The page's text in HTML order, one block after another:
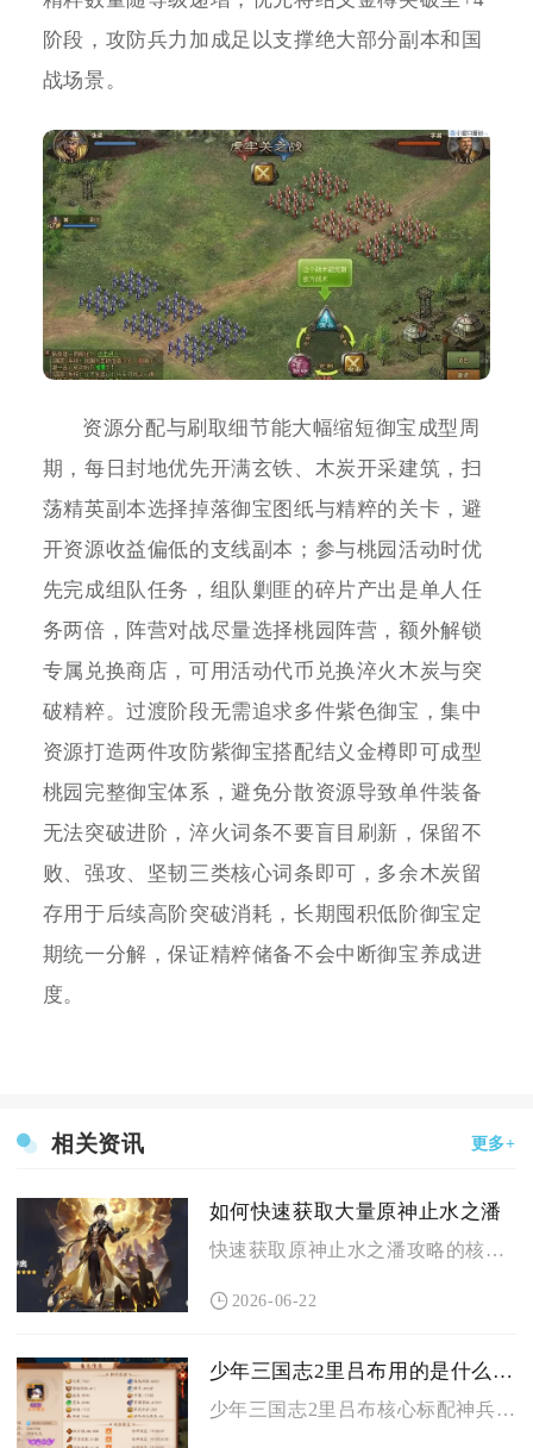
阶段，攻防兵力加成足以支撑绝大部分副本和国
战场景。
资源分配与刷取细节能大幅缩短御宝成型周
期，每日封地优先开满玄铁、木炭开采建筑，扫
荡精英副本选择掉落御宝图纸与精粹的关卡，避
开资源收益偏低的支线副本；参与桃园活动时优
先完成组队任务，组队剿匪的碎片产出是单人任
务两倍，阵营对战尽量选择桃园阵营，额外解锁
专属兑换商店，可用活动代币兑换淬火木炭与突
破精粹。过渡阶段无需追求多件紫色御宝，集中
资源打造两件攻防紫御宝搭配结义金樽即可成型
桃园完整御宝体系，避免分散资源导致单件装备
无法突破进阶，淬火词条不要盲目刷新，保留不
败、强攻、坚韧三类核心词条即可，多余木炭留
存用于后续高阶突破消耗，长期囤积低阶御宝定
期统一分解，保证精粹储备不会中断御宝养成进
度。
相关资讯 更多+
如何快速获取大量原神止水之潘
快速获取原神止水之潘攻略的核心，是优先解锁前置任务、掌握键纹...
2026-06-22
少年三国志2里吕布用的是什么神兵
少年三国志2里吕布核心标配神兵是专属金色神兵方天画戟，资源受...